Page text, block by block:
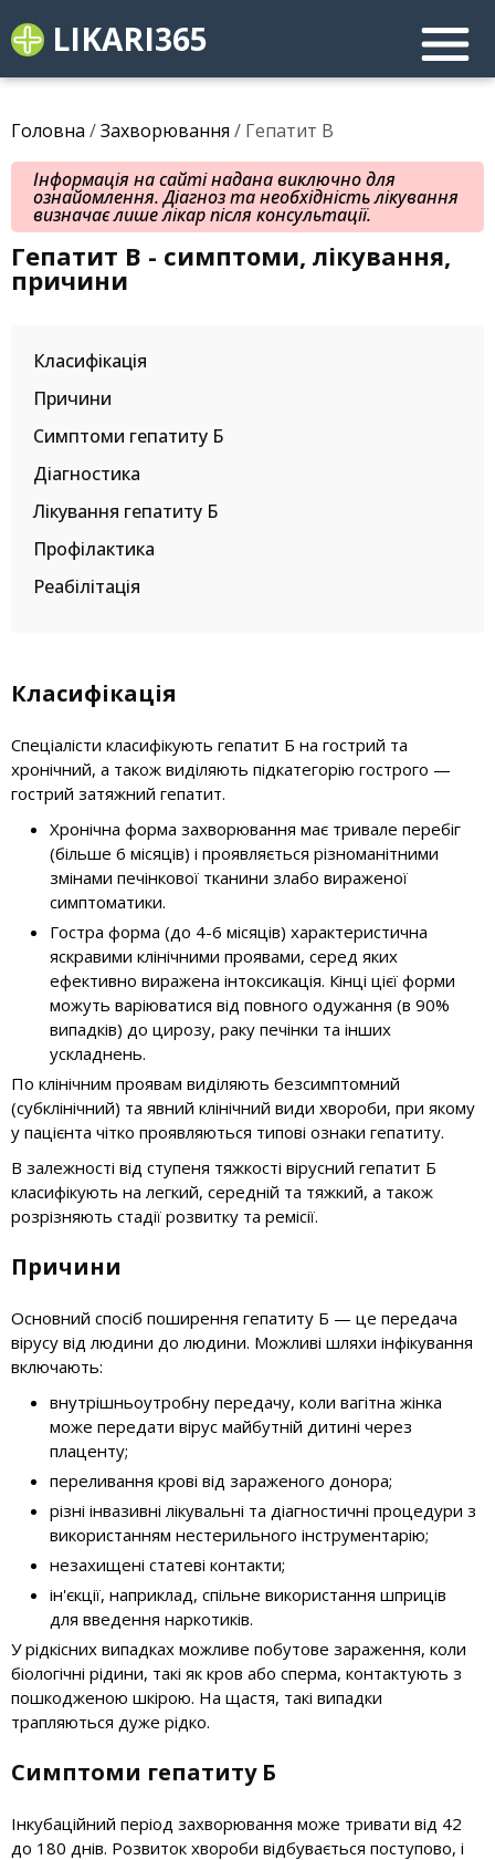
LIKARI365
Головна /Захворювання / Гепатит B
Інформація на сайті надана виключно для
ознайомлення. Діагноз та необхідність лікування
визначає лише лікар після консультації.
Гепатит B - симптоми, лікування,
причини
Класифікація
Причини
Симптоми гепатиту Б
Діагностика
Лікування гепатиту Б
Профілактика
Реабілітація
Класифікація
Спеціалісти класифікують гепатит Б на гострий та
хронічний, а також виділяють підкатегорію гострого —
гострий затяжний гепатит.
Хронічна форма захворювання має тривале перебіг
(більше 6 місяців) і проявляється різноманітними
змінами печінкової тканини злабо вираженої
симптоматики.
Гостра форма (до 4-6 місяців) характеристична
яскравими клінічними проявами, серед яких
ефективно виражена інтоксикація. Кінці цієї форми
можуть варіюватися від повного одужання (в 90%
випадків) до цирозу, раку печінки та інших
ускладнень.
По клінічним проявам виділяють безсимптомний
(субклінічний) та явний клінічний види хвороби, при якому
у пацієнта чітко проявляються типові ознаки гепатиту.
В залежності від ступеня тяжкості вірусний гепатит Б
класифікують на легкий, середній та тяжкий, а також
розрізняють стадії розвитку та ремісії.
Причини
Основний спосіб поширення гепатиту Б — це передача
вірусу від людини до людини. Можливі шляхи інфікування
включають:
внутрішньоутробну передачу, коли вагітна жінка
може передати вірус майбутній дитині через
плаценту;
переливання крові від зараженого донора;
різні інвазивні лікувальні та діагностичні процедури з
використанням нестерильного інструментарію;
незахищені статеві контакти;
ін'єкції, наприклад, спільне використання шприців
для введення наркотиків.
У рідкісних випадках можливе побутове зараження, коли
біологічні рідини, такі як кров або сперма, контактують з
пошкодженою шкірою. На щастя, такі випадки
трапляються дуже рідко.
Симптоми гепатиту Б
Інкубаційний період захворювання може тривати від 42
до 180 днів. Розвиток хвороби відбувається поступово, і